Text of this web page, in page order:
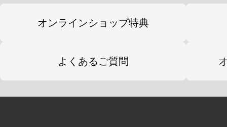
オンラインショップ特典
よくあるご質問